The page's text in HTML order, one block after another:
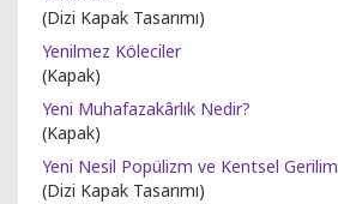
(Dizi Kapak Tasarımı)
Yenilmez Köleciler
(Kapak)
Yeni Muhafazakârlık Nedir?
(Kapak)
Yeni Nesil Popülizm ve Kentsel Gerilim
(Dizi Kapak Tasarımı)